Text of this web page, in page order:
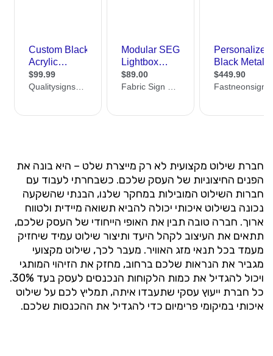
חברת שילוט מקצועית לא רק מייצרת שלט – היא בונה את
הפנים החיצוניות של העסק שלכם. כשבחרתי לעבוד עם
חברות השילוט המובילות במחקר שלנו, הבנתי שהשקעה
נכונה בשילוט איכותי יכולה להביא תשואה מיידית ולטווח
ארוך. חברה טובה תבין את האופי הייחודי של העסק שלכם,
תתאים את העיצוב לקהל היעד ותיצור שילוט עמיד שיחזיק
מעמד בכל תנאי מזג האוויר. מעבר לכך, שילוט מקצועי
מגביר את הנראות שלכם ברחוב, מחזק את הזיהוי המותגי
ויכול להגדיל את כמות הלקוחות הנכנסים לעסק בעד 30%.
כל חברת ייעוץ עסקי שתעבדו איתה, תמליץ לכם על שילוט
איכותי במיקומי פרימיום כדי להגדיל את ההכנסות שלכם.